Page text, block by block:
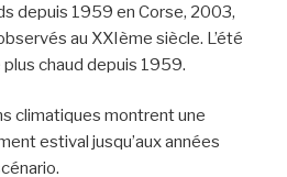
depuis 1959 en Corse, 2003,
au XXIème siècle. L’été
chaud depuis 1959.
climatiques montrent une
estival jusqu’aux années